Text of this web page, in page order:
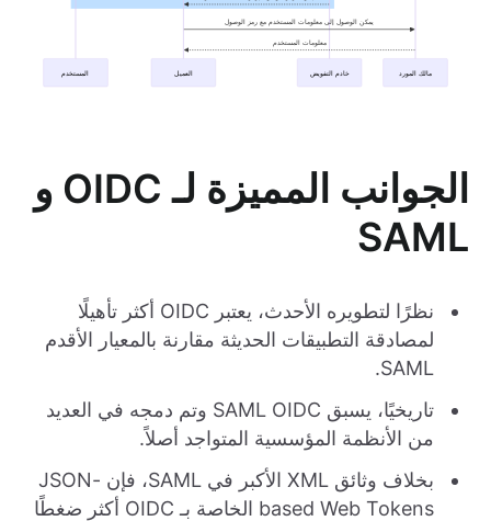
الجوانب المميزة لـ OIDC و
SAML
نظرًا لتطويره الأحدث، يعتبر OIDC أكثر تأهيلًا
لمصادقة التطبيقات الحديثة مقارنة بالمعيار الأقدم
SAML.
تاريخيًا، يسبق SAML OIDC وتم دمجه في العديد
من الأنظمة المؤسسية المتواجد أصلاً.
بخلاف وثائق XML الأكبر في SAML، فإن JSON-
based Web Tokens الخاصة بـ OIDC أكثر ضغطًا